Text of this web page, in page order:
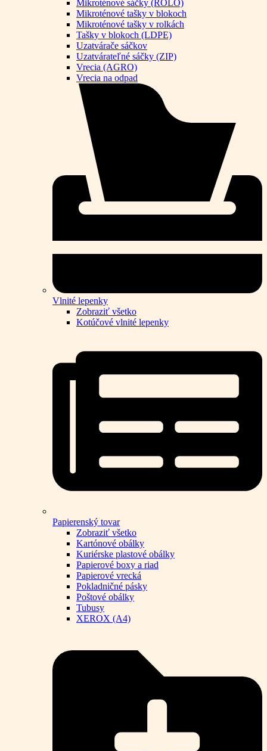
Mikroténové sáčky (ROLO)
Mikroténové tašky v blokoch
Mikroténové tašky v rolkách
Tašky v blokoch (LDPE)
Uzatvárače sáčkov
Uzatvárateľné sáčky (ZIP)
Vrecia (AGRO)
Vrecia na odpad
Vlnité lepenky
Zobraziť všetko
Kotúčové vlnité lepenky
Papierenský tovar
Zobraziť všetko
Kartónové obálky
Kuriérske plastové obálky
Papierové boxy a riad
Papierové vrecká
Pokladničné pásky
Poštové obálky
Tubusy
XEROX (A4)